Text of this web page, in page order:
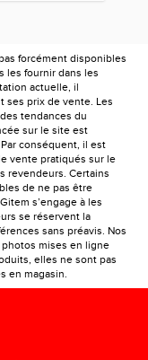
forcément disponibles
les fournir dans les
actuelle, il
ses prix de vente. Les
tendances du
sur le site est
conséquent, il est
vente pratiqués sur le
revendeurs. Certains
de ne pas être
s’engage à les
se réservent la
sans préavis. Nos
mises en ligne
elles ne sont pas
en magasin.